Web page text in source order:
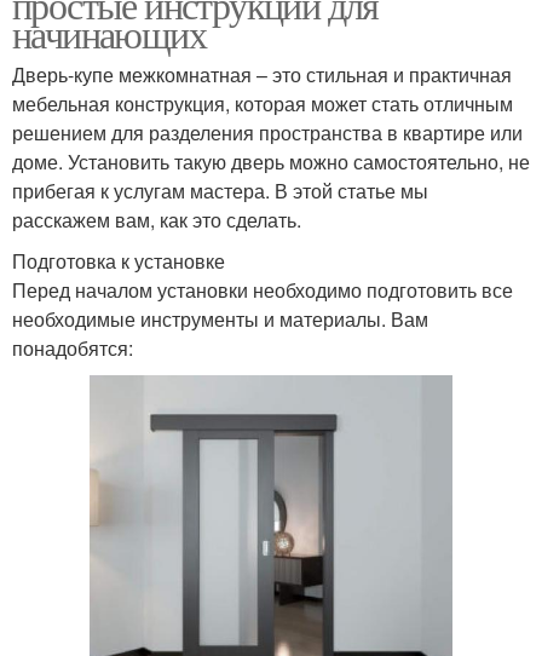
начинающих
Дверь-купе межкомнатная – это стильная и практичная
мебельная конструкция, которая может стать отличным
решением для разделения пространства в квартире или
доме. Установить такую дверь можно самостоятельно, не
прибегая к услугам мастера. В этой статье мы
расскажем вам, как это сделать.
Подготовка к установке
Перед началом установки необходимо подготовить все
необходимые инструменты и материалы. Вам
понадобятся: